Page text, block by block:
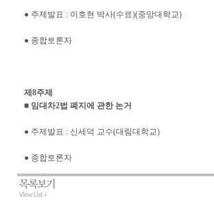
● 주제발표 : 이호현 박사(수료)(중앙대학교)
● 종합토론자
제8주제
■ 임대차2법 폐지에 관한 논거
● 주제발표 : 신세덕 교수(대림대학교)
● 종합토론자